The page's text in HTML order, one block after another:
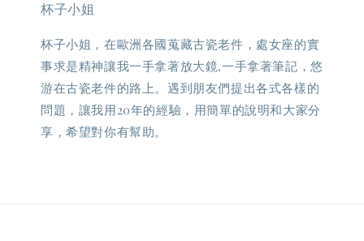
杯子小姐
杯子小姐，在歐洲各國蒐藏古瓷老件，處女座的實
事求是精神讓我一手拿著放大鏡,一手拿著筆記，悠
游在古瓷老件的路上。遇到朋友們提出各式各樣的
問題，讓我用20年的經驗，用簡單的說明和大家分
享，希望對你有幫助。